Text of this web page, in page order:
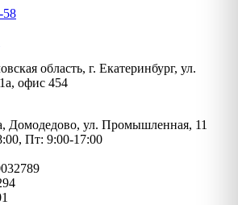
58
область, г. Екатеринбург, ул.
офис 454
Домодедово, ул. Промышленная, 11
Пт: 9:00-17:00